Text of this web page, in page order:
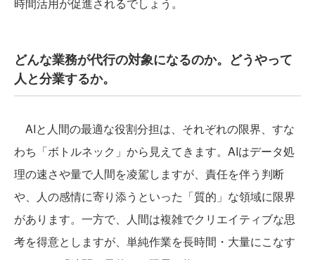
時間活用が促進されるでしょう。
どんな業務が代行の対象になるのか。どうやって
人と分業するか。
AIと人間の最適な役割分担は、それぞれの限界、すな
わち「ボトルネック」から見えてきます。AIはデータ処
理の速さや量で人間を凌駕しますが、責任を伴う判断
や、人の感情に寄り添うといった「質的」な領域に限界
があります。一方で、人間は複雑でクリエイティブな思
考を得意としますが、単純作業を長時間・大量にこなす